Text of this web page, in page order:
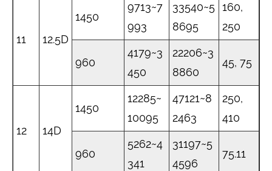
11 12.5D
1450
9713~7
993
33540~5
8695
160,
250
960
4179~3
450
22206~3
8860
45, 75
12 14D
1450
12285~
10095
47121~8
2463
250,
410
960
5262~4
341
31197~5
4596
75.11